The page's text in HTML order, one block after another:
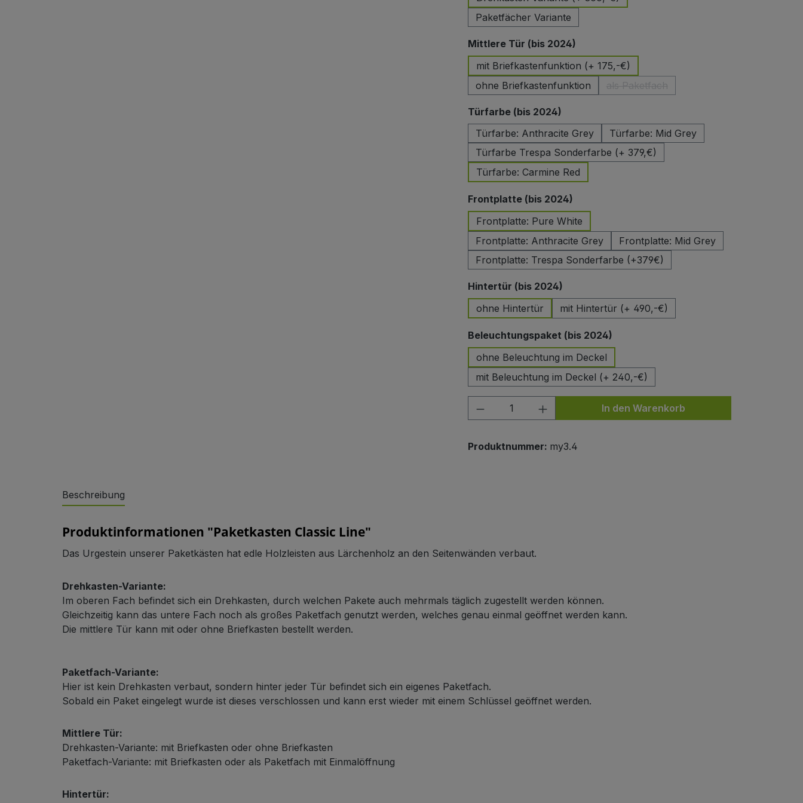
Referenzen
Schließsystem
HPL-Material
Paketfächer Variante
Mittlere Tür (bis 2024)auswählen
mit Briefkastenfunktion (+ 175,-€)
ohne Briefkastenfunktion
(Diese Option ist zurzeit nicht verfügbar.)
Türfarbe (bis 2024)auswählen
Türfarbe: Anthracite Grey
Türfarbe: Mid Grey
Türfarbe Trespa Sonderfarbe (+ 379,€)
Türfarbe: Carmine Red
Frontplatte (bis 2024)auswählen
Frontplatte: Pure White
Frontplatte: Anthracite Grey
Frontplatte: Mid Grey
Frontplatte: Trespa Sonderfarbe (+379€)
Hintertür (bis 2024)auswählen
ohne Hintertür
mit Hintertür (+ 490,-€)
Beleuchtungspaket (bis 2024)auswählen
ohne Beleuchtung im Deckel
mit Beleuchtung im Deckel (+ 240,-€)
Produkt Anzahl: Gib den gewünschten Wert
In den Warenkorb
Produktnummer: my3.4
Beschreibung
Produktinformationen "Paketkasten Classic Line"
Das Urgestein unserer Paketkästen hat edle Holzleisten aus Lärchenholz an den Seitenwänden verbaut.
Drehkasten-Variante:
Im oberen Fach befindet sich ein Drehkasten, durch welchen Pakete auch mehrmals täglich zugestellt werden können.
Gleichzeitig kann das untere Fach noch als großes Paketfach genutzt werden, welches genau einmal geöffnet werden kann.
Die mittlere Tür kann mit oder ohne Briefkasten bestellt werden.
Paketfach-Variante:
Hier ist kein Drehkasten verbaut, sondern hinter jeder Tür befindet sich ein eigenes Paketfach.
Sobald ein Paket eingelegt wurde ist dieses verschlossen und kann erst wieder mit einem Schlüssel geöffnet werden.
Mittlere Tür:
Drehkasten-Variante: mit Briefkasten oder ohne Briefkasten
Paketfach-Variante: mit Briefkasten oder als Paketfach mit Einmalöffnung
Hintertür: